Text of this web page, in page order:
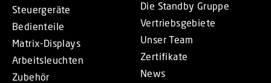
Steuergeräte
Bedienteile
Matrix-Displays
Arbeitsleuchten
Zubehör
Die Standby Gruppe
Vertriebsgebiete
Unser Team
Zertifikate
News